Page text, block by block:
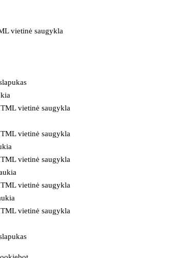
vietinė saugykla
vietinė saugykla
vietinė saugykla
vietinė saugykla
vietinė saugykla
vietinė saugykla